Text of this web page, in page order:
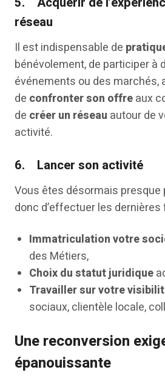
réseau
Il est indispensable de
bénévolement, de participer à
événements ou des marchés,
de confronter son offreaux
de créer un réseau autour de
activité.
6. Lancer son activité
Vous êtes désormais presque
donc d’effectuer les
Immatriculation votre
des Métiers,
Choix du statut juridique
Travailler sur votre
sociaux, clientèle locale,
Une reconversion
épanouissante